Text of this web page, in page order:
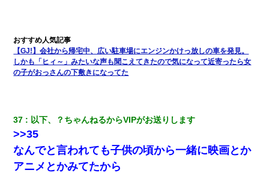
【GJ!】会社から帰宅中、広い駐車場にエンジンかけっ放しの車を発見。
しかも「ヒィ～」みたいな声も聞こえてきたので気になって近寄ったら女
の子がおっさんの下敷きになってた
37 以下、？ちゃんねるからVIPがお送りします
>>35
なんでと言われても子供の頃から一緒に映画とか
アニメとかみてたから